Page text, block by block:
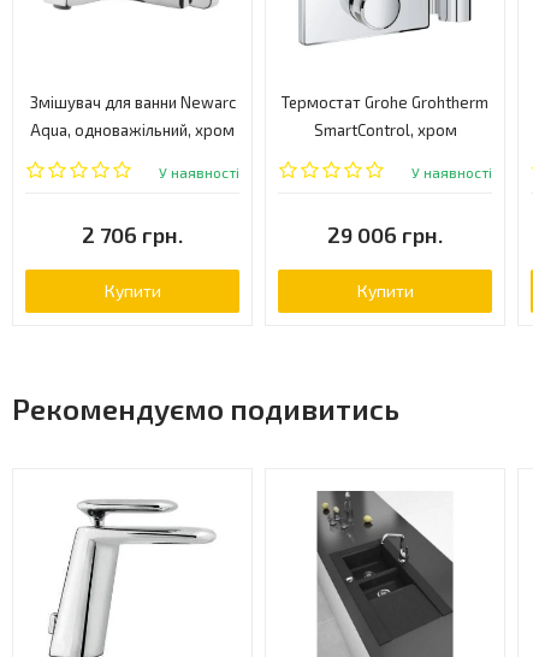
Змішувач для ванни Newarc
Aqua, одноважільний, хром
(941511)
У наявності
2 706 грн.
Купити
Термостат Grohe Grohtherm
SmartControl, хром
(29125000)
У наявності
29 006 грн.
Купити
Рекомендуємо подивитись